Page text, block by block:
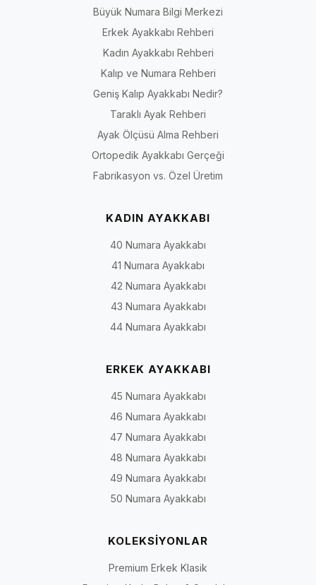
Büyük Numara Bilgi Merkezi
Erkek Ayakkabı Rehberi
Kadın Ayakkabı Rehberi
Kalıp ve Numara Rehberi
Geniş Kalıp Ayakkabı Nedir?
Taraklı Ayak Rehberi
Ayak Ölçüsü Alma Rehberi
Ortopedik Ayakkabı Gerçeği
Fabrikasyon vs. Özel Üretim
KADIN AYAKKABI
40 Numara Ayakkabı
41 Numara Ayakkabı
42 Numara Ayakkabı
43 Numara Ayakkabı
44 Numara Ayakkabı
ERKEK AYAKKABI
45 Numara Ayakkabı
46 Numara Ayakkabı
47 Numara Ayakkabı
48 Numara Ayakkabı
49 Numara Ayakkabı
50 Numara Ayakkabı
KOLEKSİYONLAR
Premium Erkek Klasik